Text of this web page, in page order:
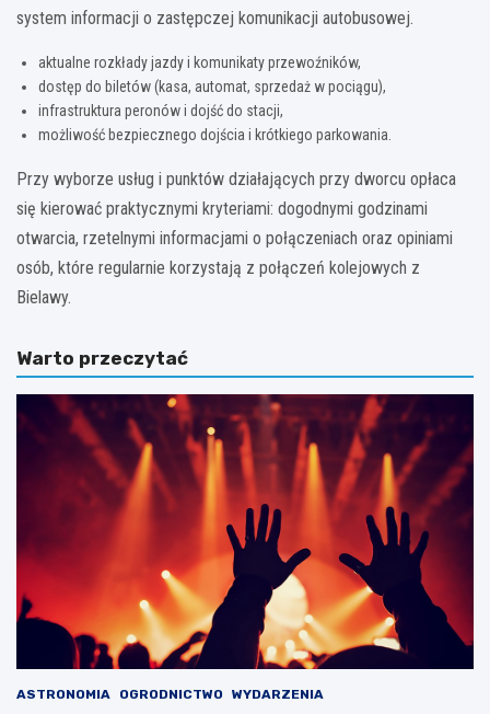
system informacji o zastępczej komunikacji autobusowej.
aktualne rozkłady jazdy i komunikaty przewoźników,
dostęp do biletów (kasa, automat, sprzedaż w pociągu),
infrastruktura peronów i dojść do stacji,
możliwość bezpiecznego dojścia i krótkiego parkowania.
Przy wyborze usług i punktów działających przy dworcu opłaca
się kierować praktycznymi kryteriami: dogodnymi godzinami
otwarcia, rzetelnymi informacjami o połączeniach oraz opiniami
osób, które regularnie korzystają z połączeń kolejowych z
Bielawy.
Warto przeczytać
ASTRONOMIA OGRODNICTWO WYDARZENIA